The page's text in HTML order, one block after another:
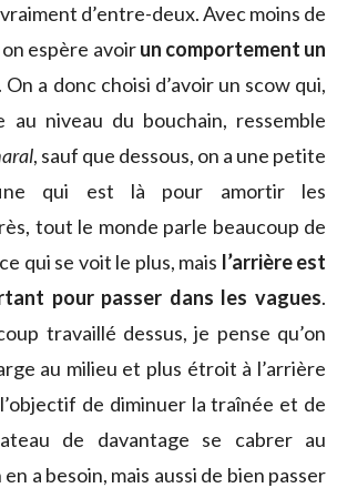
d’entre-deux. Avec moins de
espère avoirun comportement un
. On a donc choisi d’avoir un scow qui,
au niveau du bouchain, ressemble
, sauf que dessous, on a une petite
qui est là pour amortir les
tout le monde parle beaucoup de
qui se voit le plus, mais l’arrière est
pour passer dans les vagues.
travaillé dessus, je pense qu’on
au milieu et plus étroit à l’arrière
de diminuer la traînée et de
de davantage se cabrer au
a besoin, mais aussi de bien passer